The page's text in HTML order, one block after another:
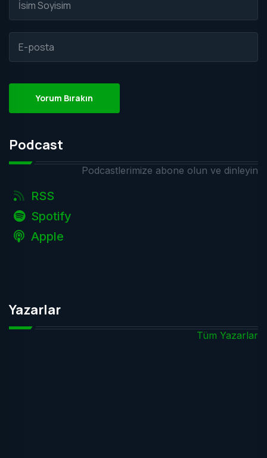
Yorum Bırakın
Podcast
Podcastlerimize abone olun ve dinleyin
RSS
Spotify
Apple
Yazarlar
Tüm Yazarlar